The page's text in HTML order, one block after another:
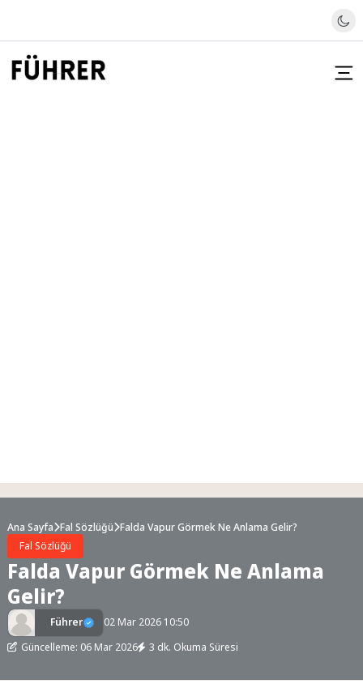
Ana Sayfa Fal Sözlüğü Falda Vapur Görmek Ne Anlama Gelir?
Fal Sözlüğü
Falda Vapur Görmek Ne Anlama
Gelir?
Führer
02 Mar 2026 10:50
Güncelleme: 06 Mar 2026
3 dk. Okuma Süresi